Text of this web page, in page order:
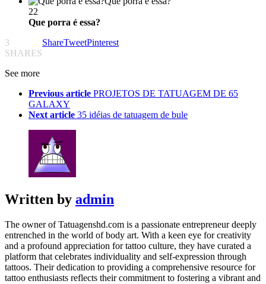
22
Que porra é essa?
3
SHARES
ShareTweetPinterest
See more
Previous article PROJETOS DE TATUAGEM DE 65
GALAXY
Next article 35 idéias de tatuagem de bule
Written by admin
The owner of Tatuagenshd.com is a passionate entrepreneur deeply
entrenched in the world of body art. With a keen eye for creativity
and a profound appreciation for tattoo culture, they have curated a
platform that celebrates individuality and self-expression through
tattoos. Their dedication to providing a comprehensive resource for
tattoo enthusiasts reflects their commitment to fostering a vibrant and